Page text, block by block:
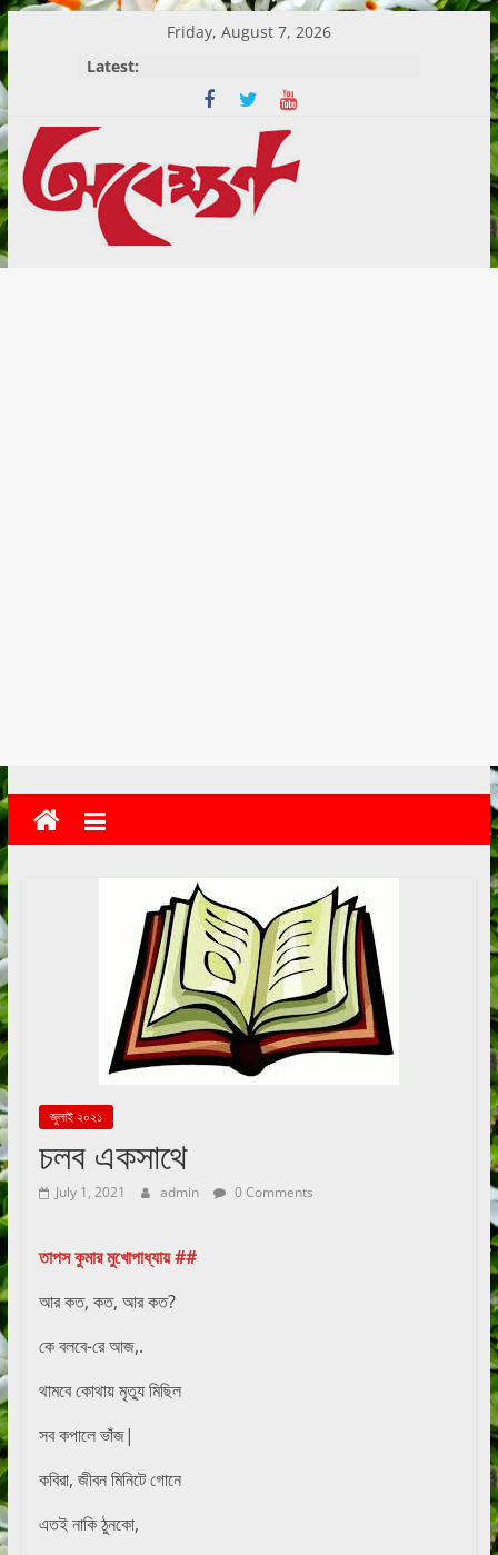
Skip
to
content
Friday, August 7, 2026
Latest:
Abekshan.com
জুলাই ২০২১
চলব একসাথে
July 1, 2021 admin 0 Comments
তাপস কুমার মুখোপাধ্যায় ##
আর কত, কত, আর কত?
কে বলবে-রে আজ,.
থামবে কোথায় মৃত্যু মিছিল
সব কপালে ভাঁজ|
কবিরা, জীবন মিনিটে গোনে
এতই নাকি ঠুনকো,